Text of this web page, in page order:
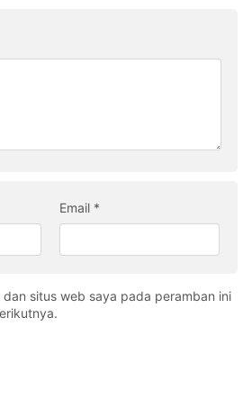
Email *
dan situs web saya pada peramban ini